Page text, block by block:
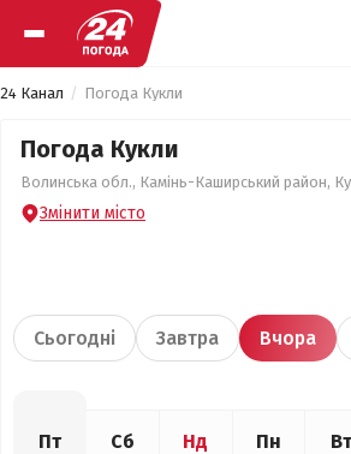
24 Канал Погода Кукли
Погода Кукли
Волинська обл., Камінь-Каширський район,
Змінити місто
Сьогодні Завтра Вчора
Пт Сб Нд Пн